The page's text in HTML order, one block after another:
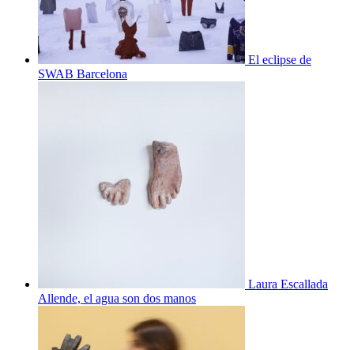
El eclipse de
SWAB Barcelona
Laura Escallada
Allende, el agua son dos manos